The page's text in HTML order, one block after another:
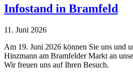
Infostand in Bramfeld
11. Juni 2026
Am 19. Juni 2026 können Sie uns und
Hinzmann am Bramfelder Markt an
Wir freuen uns auf Ihren Besuch.